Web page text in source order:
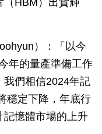
（HBM）出貨輝
）：「以今
年的量產準備工作
我們相信2024年記
穩定下降，年底行
記憶體市場的上升